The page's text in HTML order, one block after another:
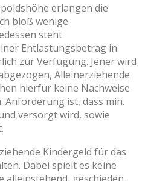
erlangen die
bloß wenige
steht
Entlastungsbetrag in
zur Verfügung. Jener wird
Alleinerziehende
hierfür keine Nachweise
ist, dass min.
versorgt wird, sowie
Kindergeld für das
Dabei spielt es keine